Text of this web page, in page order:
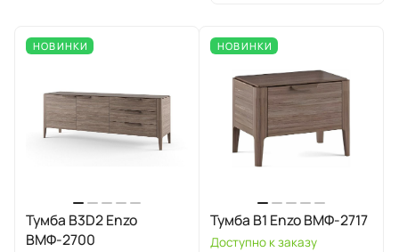
НОВИНКИ
Тумба B3D2 Enzo
ВМФ-2700
НОВИНКИ
Тумба B1 Enzo ВМФ-2717
Доступно к заказу